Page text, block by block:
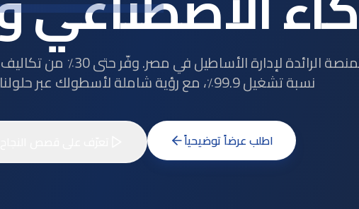
المنصة الرائدة لإدارة
نسبة تشغيل 99.9٪، مع رؤية شاملة لأسطولك عبر حلولنا الذكية.
اطلب عرضاً توضيحياً